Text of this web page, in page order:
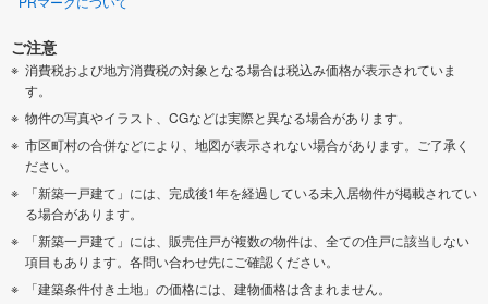
ご注意
消費税および地方消費税の対象となる場合は税込み価格が表示されていま
す。
物件の写真やイラスト、CGなどは実際と異なる場合があります。
市区町村の合併などにより、地図が表示されない場合があります。ご了承く
ださい。
「新築一戸建て」には、完成後1年を経過している未入居物件が掲載されてい
る場合があります。
「新築一戸建て」には、販売住戸が複数の物件は、全ての住戸に該当しない
項目もあります。各問い合わせ先にご確認ください。
「建築条件付き土地」の価格には、建物価格は含まれません。